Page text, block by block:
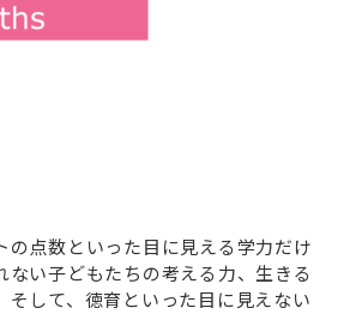
点数といった目に見える学力だけ
ない子どもたちの考える力、生きる
そして、徳育といった目に見えない